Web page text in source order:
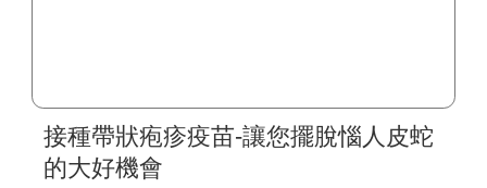
接種帶狀疱疹疫苗-讓您擺脫惱人皮蛇
的大好機會